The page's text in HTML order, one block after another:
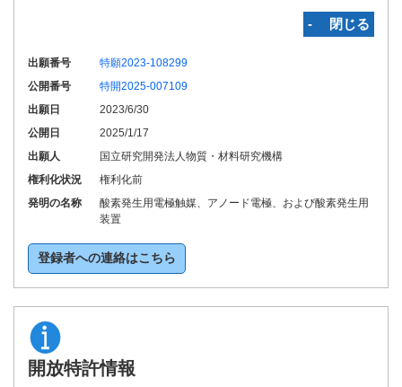
‐ 閉じる
出願番号
特願2023-108299
公開番号
特開2025-007109
出願日
2023/6/30
公開日
2025/1/17
出願人
国立研究開発法人物質・材料研究機構
権利化状況
権利化前
発明の名称
酸素発生用電極触媒、アノード電極、および酸素発生用
装置
登録者への連絡はこちら
開放特許情報